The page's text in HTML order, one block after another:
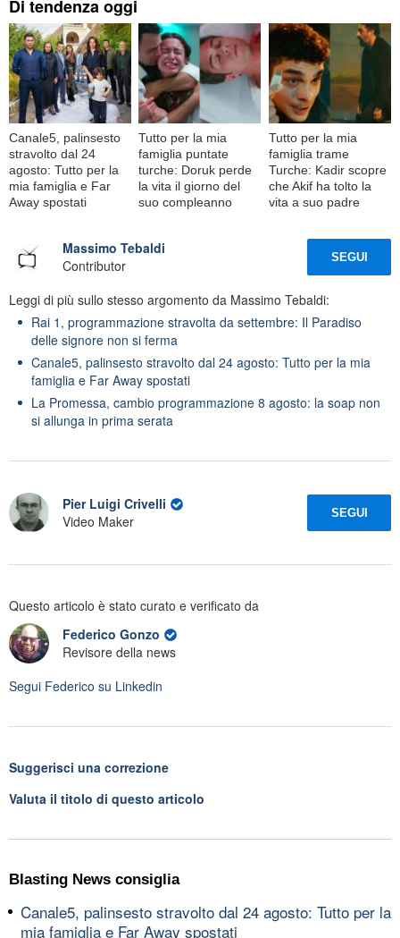
Di tendenza oggi
Canale5, palinsesto
stravolto dal 24
agosto: Tutto per la
mia famiglia e Far
Away spostati
Tutto per la mia
famiglia puntate
turche: Doruk perde
la vita il giorno del
suo compleanno
Tutto per la mia
famiglia trame
Turche: Kadir scopre
che Akif ha tolto la
vita a suo padre
Massimo Tebaldi
Contributor
SEGUI
Leggi di più sullo stesso argomento da Massimo Tebaldi:
Rai 1, programmazione stravolta da settembre: Il Paradiso
delle signore non si ferma
Canale5, palinsesto stravolto dal 24 agosto: Tutto per la mia
famiglia e Far Away spostati
La Promessa, cambio programmazione 8 agosto: la soap non
si allunga in prima serata
Pier Luigi Crivelli
Video Maker
SEGUI
Questo articolo è stato curato e verificato da
Federico Gonzo
Revisore della news
Segui Federico su Linkedin
Suggerisci una correzione
Valuta il titolo di questo articolo
Blasting News consiglia
Canale5, palinsesto stravolto dal 24 agosto: Tutto per la
mia famiglia e Far Away spostati